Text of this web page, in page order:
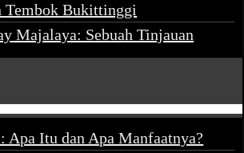
Tembok Bukittinggi
Majalaya: Sebuah Tinjauan
Apa Itu dan Apa Manfaatnya?